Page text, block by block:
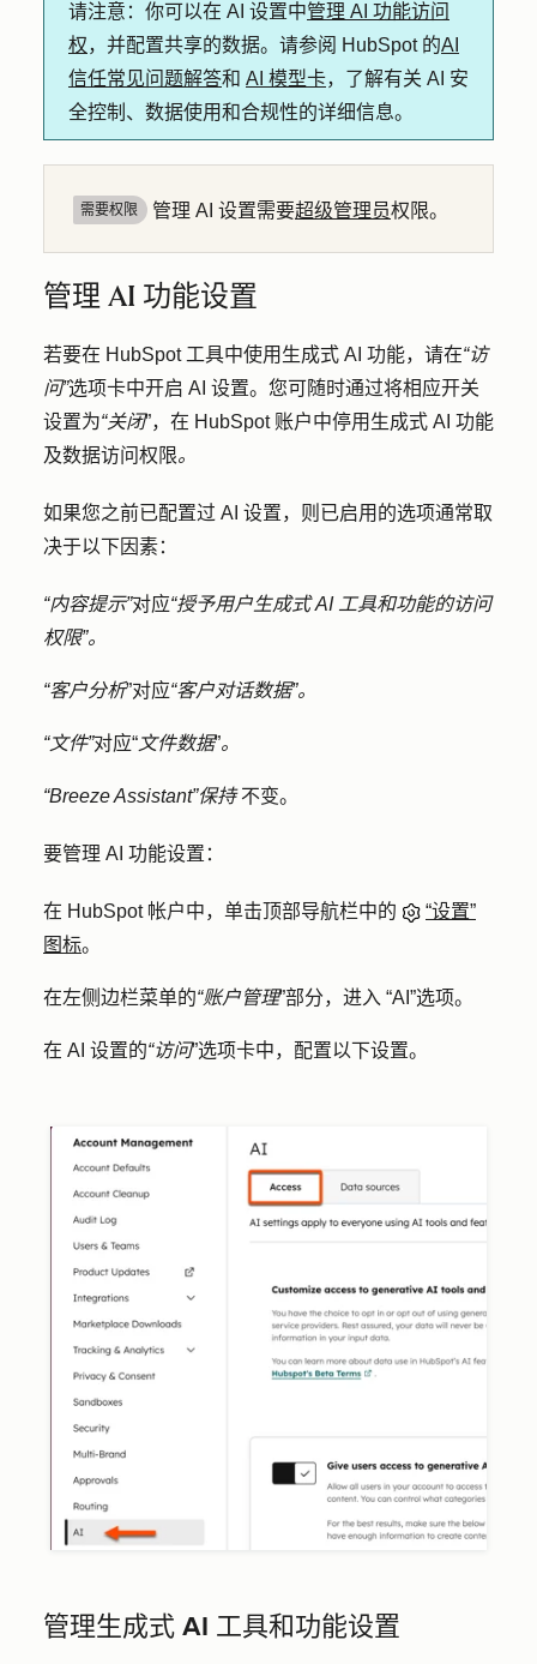
请注意 ：你可以在 AI 设置中管理 AI 功能访问
权，并配置共享的数据。请参阅 HubSpot 的AI
信任常见问题解答和 AI 模型卡，了解有关 AI 安
全控制、数据使用和合规性的详细信息。
需要权限 管理 AI 设置需要超级管理员权限。
管理 AI 功能设置
若要在 HubSpot 工具中使用生成式 AI 功能，请在“访
问”选项卡中开启 AI 设置。您可随时通过将相应开关
设置为“关闭”，在 HubSpot 账户中停用生成式 AI 功能
及数据访问权限。
如果您之前已配置过 AI 设置，则已启用的选项通常取
决于以下因素：
“内容提示”对应“授予用户生成式 AI 工具和功能的访问
权限”。
“客户分析”对应“客户对话数据”。
“文件”对应“文件数据”。
“Breeze Assistant”保持不变。
要管理 AI 功能设置：
在 HubSpot 帐户中，单击顶部导航栏中的
“设置”
图标。
在左侧边栏菜单的“账户管理”部分，进入 “AI ”选项。
在 AI 设置的“访问”选项卡中，配置以下设置。
管理生成式 AI 工具和功能设置